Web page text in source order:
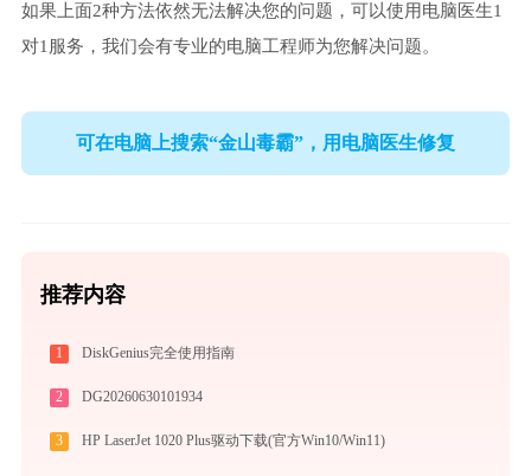
如果上面2种方法依然无法解决您的问题，可以使用电脑医生1
对1服务，我们会有专业的电脑工程师为您解决问题。
可在电脑上搜索“金山毒霸”，用电脑医生修复
推荐内容
1 DiskGenius完全使用指南
2 DG20260630101934
3 HP LaserJet 1020 Plus驱动下载(官方Win10/Win11)